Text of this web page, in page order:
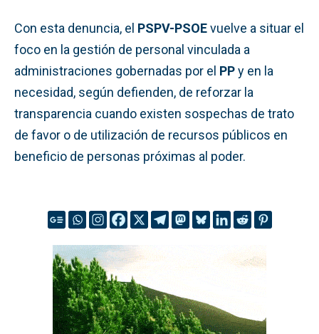
Con esta denuncia, el PSPV-PSOEvuelve a situar el
foco en la gestión de personal vinculada a
administraciones gobernadas por el PPy en la
necesidad, según defienden, de reforzar la
transparencia cuando existen sospechas de trato
de favor o de utilización de recursos públicos en
beneficio de personas próximas al poder.